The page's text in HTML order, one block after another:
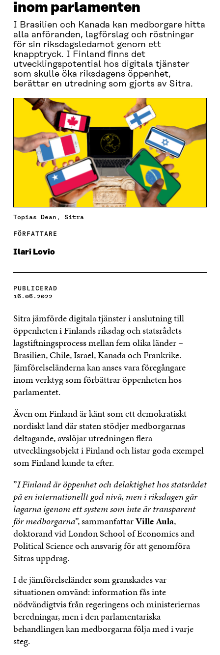
inom parlamenten
I Brasilien och Kanada kan medborgare hitta
alla anföranden, lagförslag och röstningar
för sin riksdagsledamot genom ett
knapptryck. I Finland finns det
utvecklingspotential hos digitala tjänster
som skulle öka riksdagens öppenhet,
berättar en utredning som gjorts av Sitra.
Topias Dean, Sitra
FÖRFATTARE
Ilari Lovio
PUBLICERAD
16.06.2022
Sitra jämförde digitala tjänster i anslutning till
öppenheten i Finlands riksdag och statsrådets
lagstiftningsprocess mellan fem olika länder –
Brasilien, Chile, Israel, Kanada och Frankrike.
Jämförelseländerna kan anses vara föregångare
inom verktyg som förbättrar öppenheten hos
parlamentet.
Även om Finland är känt som ett demokratiskt
nordiskt land där staten stödjer medborgarnas
deltagande, avslöjar utredningen flera
utvecklingsobjekt i Finland och listar goda exempel
som Finland kunde ta efter.
”I Finland är öppenhet och delaktighet hos statsrådet
på en internationellt god nivå, men i riksdagen går
lagarna igenom ett system som inte är transparent
för medborgarna”, sammanfattarVille Aula,
doktorand vid London School of Economics and
Political Scienceoch ansvarig för att genomföra
Sitras uppdrag.
I de jämförelseländer som granskades var
situationen omvänd: information fås inte
nödvändigtvis från regeringens och ministeriernas
beredningar, men i den parlamentariska
behandlingen kan medborgarna följa med i varje
steg.